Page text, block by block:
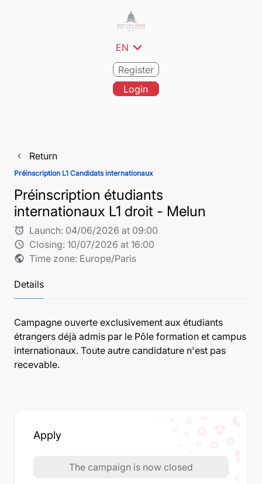
EN expand_more
Register
Login
navigate_before Return
Préinscription L1 Candidats internationaux
Préinscription étudiants
internationaux L1 droit - Melun
alarm Launch: 04/06/2026 at 09:00
schedule Closing: 10/07/2026 at 16:00
public Time zone: Europe/Paris
Details
Campagne ouverte exclusivement aux étudiants
étrangers déjà admis par le Pôle formation et campus
internationaux. Toute autre candidature n'est pas
recevable.
Apply
The campaign is now closed